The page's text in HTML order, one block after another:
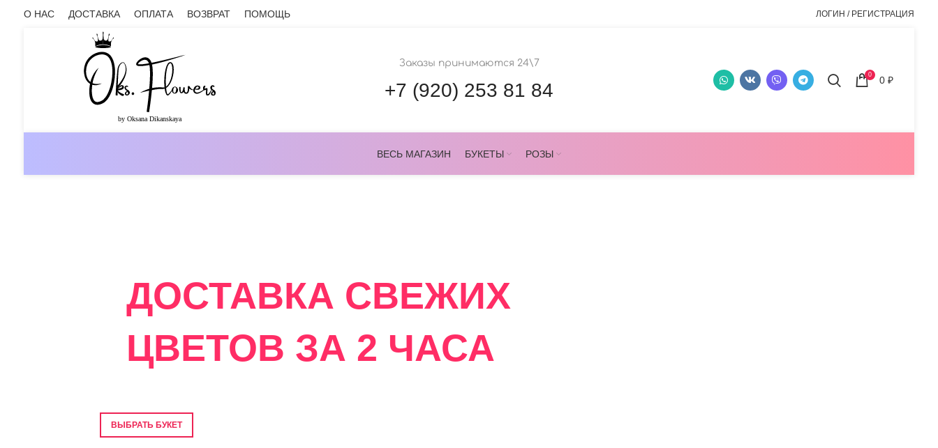
О НАС ДОСТАВКА ОПЛАТА ВОЗВРАТ ПОМОЩЬ ЛОГИН / РЕГИСТРАЦИЯ
Заказы принимаются 24\7
+7 (920) 253 81 84
0 0₽
ВЕСЬ МАГАЗИН БУКЕТЫ РОЗЫ
ДОСТАВКА СВЕЖИХ
ЦВЕТОВ ЗА 2 ЧАСА
ВЫБРАТЬ БУКЕТ